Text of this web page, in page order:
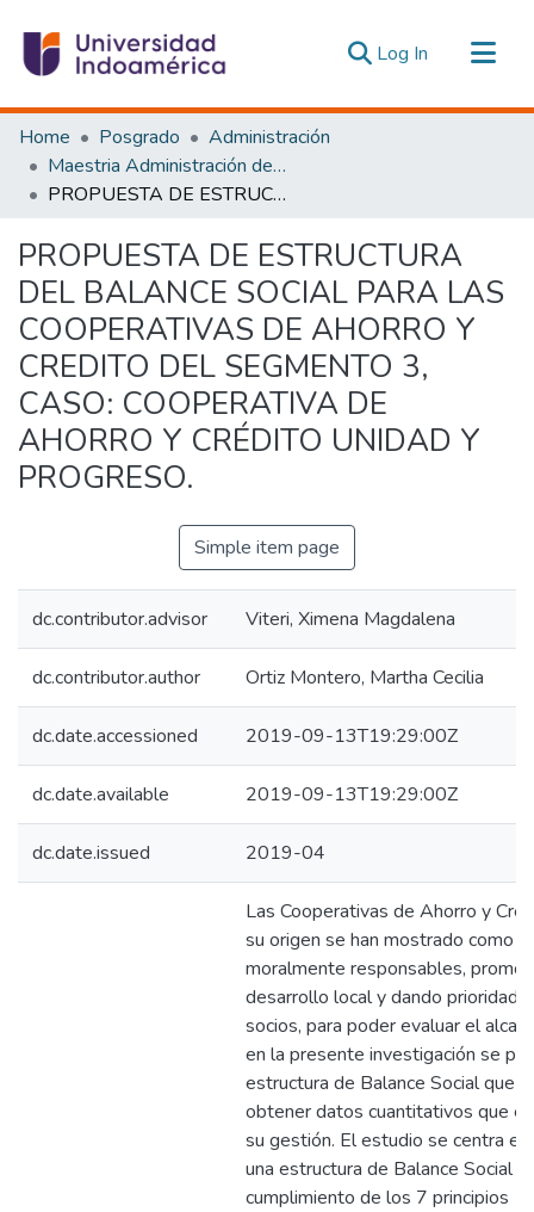
Log In (current)
Communities & Collections
All of DSpace
Statistics
Home Posgrado
Administración
Maestria Administración de las Organizaciones de la Economía Social y Solidaria
PROPUESTA DE ESTRUCTURA DEL BALANCE SOCIAL PARA LAS COOPERATIVAS DE AHORRO Y CREDITO DEL SEGMENTO 3, CASO: COOPERATIVA DE AHORRO Y CRÉDITO UNIDAD Y PROGRESO.
PROPUESTA DE ESTRUCTURA
DEL BALANCE SOCIAL PARA LAS
COOPERATIVAS DE AHORRO Y
CREDITO DEL SEGMENTO 3,
CASO: COOPERATIVA DE
AHORRO Y CRÉDITO UNIDAD Y
PROGRESO.
Simple item page
dc.contributor.advisor Viteri, Ximena Magdalena
dc.contributor.author Ortiz Montero, Martha Cecilia
dc.date.accessioned 2019-09-13T19:29:00Z
dc.date.available 2019-09-13T19:29:00Z
dc.date.issued 2019-04
Las Cooperativas de Ahorro y
su origen se han mostrado como
moralmente responsables,
desarrollo local y dando prioridad
socios, para poder evaluar el
en la presente investigación se
estructura de Balance Social que
obtener datos cuantitativos que
su gestión. El estudio se centra
una estructura de Balance Social
cumplimiento de los 7 principios